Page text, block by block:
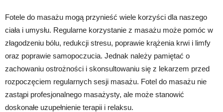
Fotele do masażu mogą przynieść wiele korzyści dla naszego
ciała i umysłu. Regularne korzystanie z masażu może pomóc w
złagodzeniu bólu, redukcji stresu, poprawie krążenia krwi i limfy
oraz poprawie samopoczucia. Jednak należy pamiętać o
zachowaniu ostrożności i skonsultowaniu się z lekarzem przed
rozpoczęciem regularnych sesji masażu. Fotel do masażu nie
zastąpi profesjonalnego masażysty, ale może stanowić
doskonałe uzupełnienie terapii i relaksu.